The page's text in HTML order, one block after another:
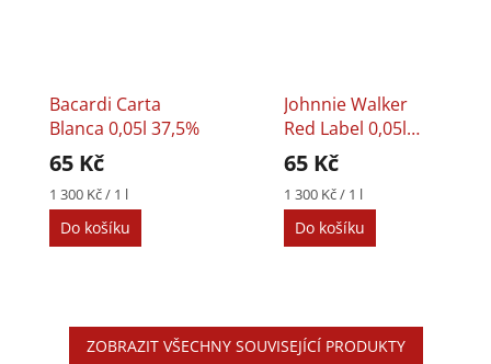
Bacardi Carta
Blanca 0,05l 37,5%
65 Kč
Měrná
cena:
1 300 Kč / 1 l
Do košíku
Johnnie Walker
Red Label 0,05l
40%
65 Kč
Měrná
cena:
1 300 Kč / 1 l
Do košíku
ZOBRAZIT VŠECHNY SOUVISEJÍCÍ PRODUKTY